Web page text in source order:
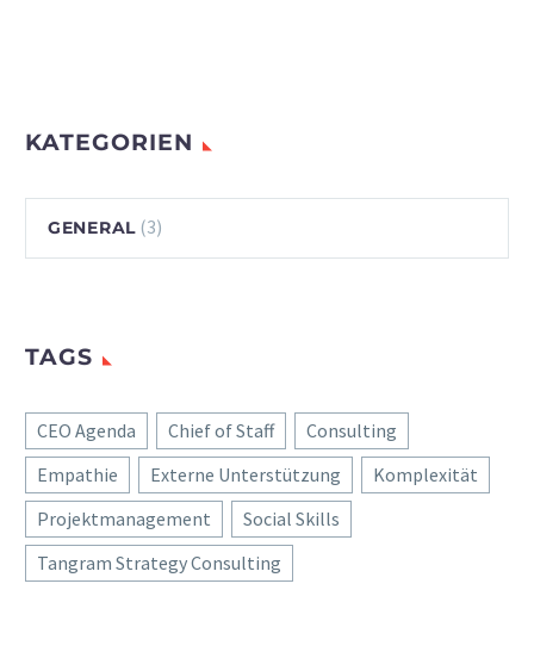
KATEGORIEN
GENERAL(3)
TAGS
CEO Agenda Chief of Staff
Consulting
Empathie
Externe Unterstützung
Komplexität
Projektmanagement
Social Skills
Tangram Strategy Consulting